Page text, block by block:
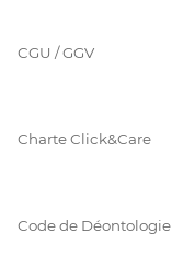
CGU / GGV
Charte Click&Care
Code de Déontologie